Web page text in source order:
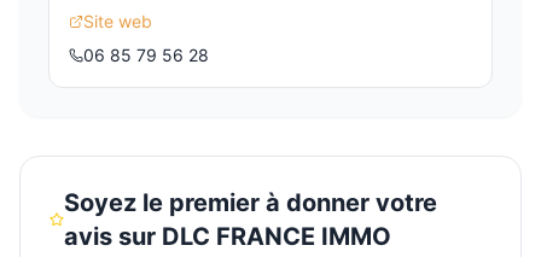
Site web
06 85 79 56 28
Soyez le premier à donner votre
avis sur DLC FRANCE IMMO